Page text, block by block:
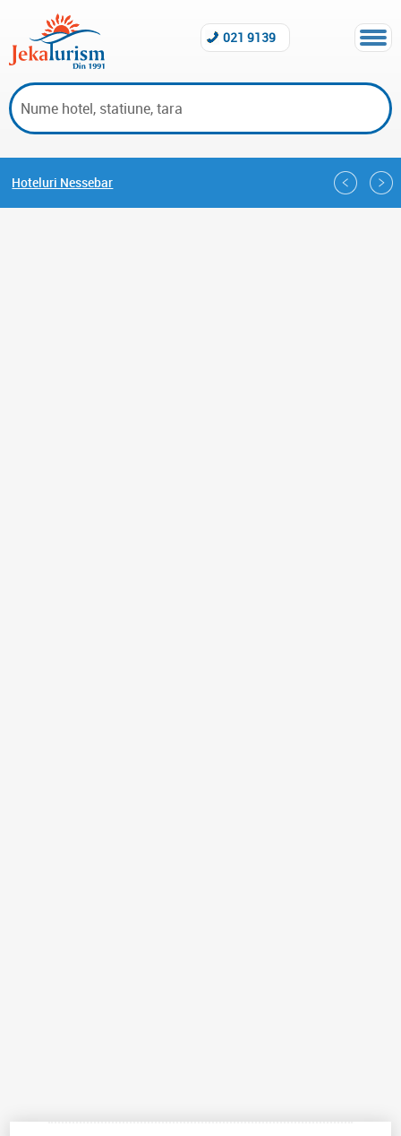
021 9139
Hoteluri Nessebar